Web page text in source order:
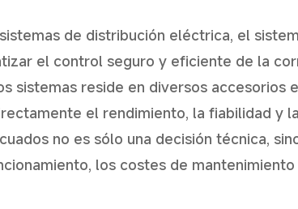
de distribución eléctrica, el
el control seguro y eficiente de la
sistemas reside en diversos accesorios
el rendimiento, la fiabilidad y
no es sólo una decisión técnica,
los costes de